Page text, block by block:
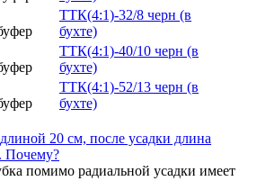
ТТК(4:1)-32/8 черн (в
бухте)
ТТК(4:1)-40/10 черн (в
бухте)
ТТК(4:1)-52/13 черн (в
бухте)
20 см, после усадки длина
Почему?
помимо радиальной усадки имеет